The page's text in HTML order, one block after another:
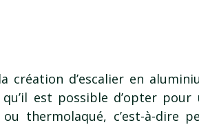
d’escalier en
qu’il est possible d’opter pour
thermolaqué, c’est-à-dire